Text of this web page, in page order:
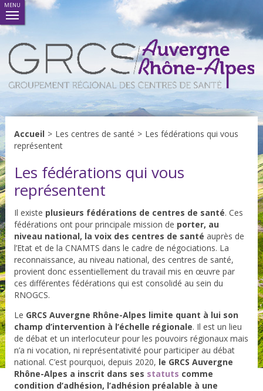
MENU
Accueil > Les centres de santé > Les fédérations qui vous
représentent
Les fédérations qui vous
représentent
Il existe plusieurs fédérations de centres de santé. Ces
fédérations ont pour principale mission de porter, au
niveau national, la voix des centres de santé auprès de
l’Etat et de la CNAMTS dans le cadre de négociations. La
reconnaissance, au niveau national, des centres de santé,
provient donc essentiellement du travail mis en œuvre par
ces différentes fédérations qui est consolidé au sein du
RNOGCS.
Le GRCS Auvergne Rhône-Alpes limite quant à lui son
champ d’intervention à l’échelle régionale. Il est un lieu
de débat et un interlocuteur pour les pouvoirs régionaux mais
n’a ni vocation, ni représentativité pour participer au débat
national. C’est pourquoi, depuis 2020, le GRCS Auvergne
Rhône-Alpes a inscrit dans ses statuts comme
condition d’adhésion, l’adhésion préalable à une